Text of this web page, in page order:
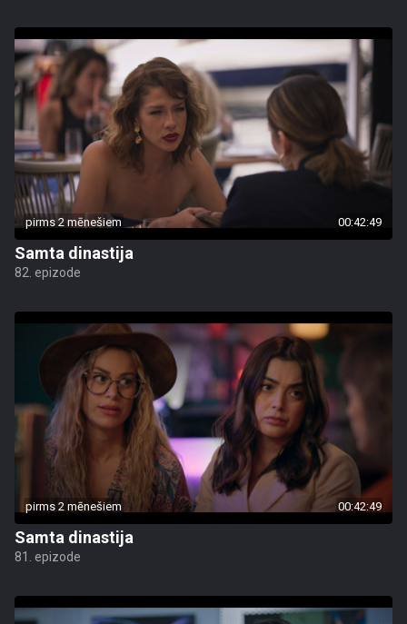
pirms 2 mēnešiem 00:42:49
Samta dinastija
82. epizode
pirms 2 mēnešiem 00:42:49
Samta dinastija
81. epizode